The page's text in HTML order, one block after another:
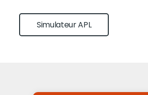
Simulateur APL